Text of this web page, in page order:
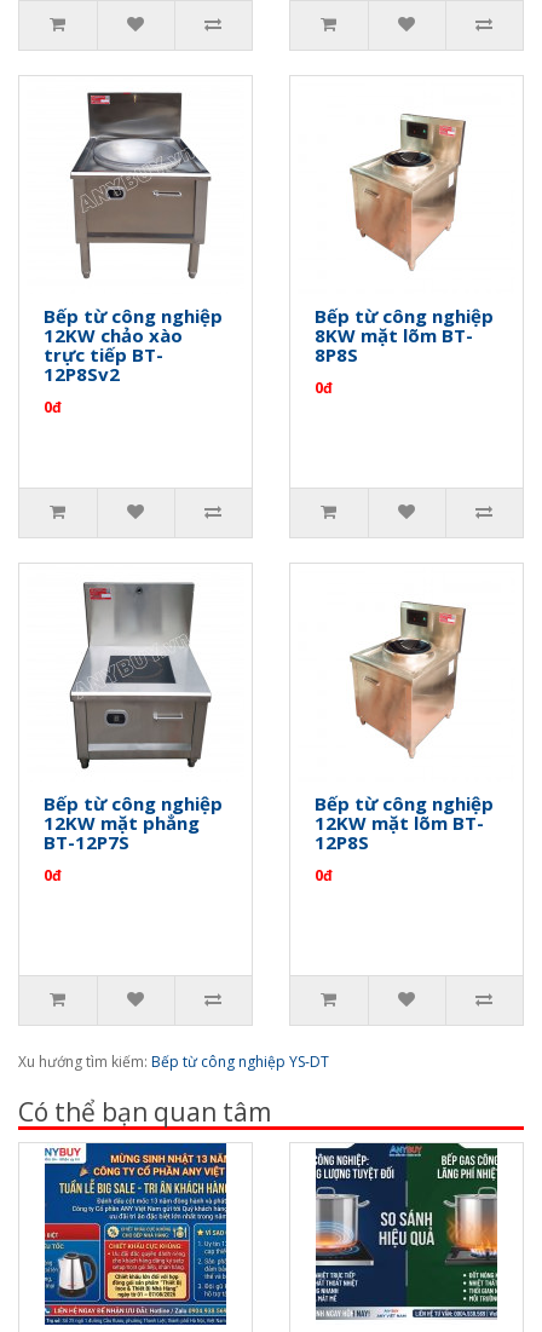
Bếp từ công nghiệp
12KW chảo xào
trực tiếp BT-
12P8Sv2
0đ
Bếp từ công nghiệp
8KW mặt lõm BT-
8P8S
0đ
Bếp từ công nghiệp
12KW mặt phẳng
BT-12P7S
0đ
Bếp từ công nghiệp
12KW mặt lõm BT-
12P8S
0đ
Xu hướng tìm kiếm: Bếp từ công nghiệp YS-DT
Có thể bạn quan tâm